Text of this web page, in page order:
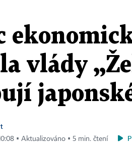
vlády
▪ Aktualizováno ▪ 5 min. čtení